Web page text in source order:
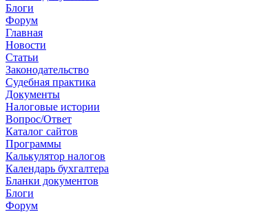
Блоги
Форум
Главная
Новости
Cтатьи
Законодательство
Судебная практика
Документы
Налоговые истории
Вопрос/Ответ
Каталог сайтов
Программы
Калькулятор налогов
Календарь бухгалтера
Бланки документов
Блоги
Форум